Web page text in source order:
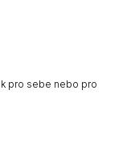
pro sebe nebo pro